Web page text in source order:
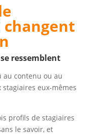
ressemblent
au contenu ou au
eux-mêmes
profils de stagiaires
le savoir, et